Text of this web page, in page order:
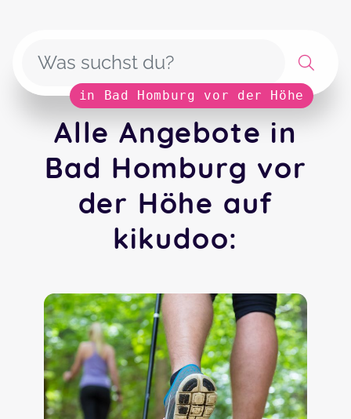
in Bad Homburg vor der Höhe
Alle Angebote in
Bad Homburg vor
der Höhe auf
kikudoo: